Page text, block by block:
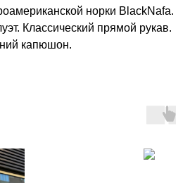
норки BlackNafa.
Классический прямой рукав.
капюшон.